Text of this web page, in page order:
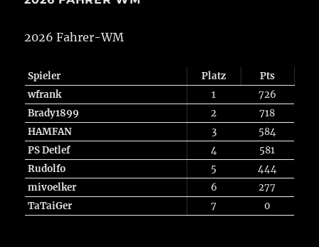
2026 Fahrer-WM
Spieler Platz
Pts
wfrank
1
726
Brady1899
2
718
HAMFAN
3
584
PS Detlef
4
581
Rudolfo
5
444
mivoelker
6
277
TaTaiGer
7 0